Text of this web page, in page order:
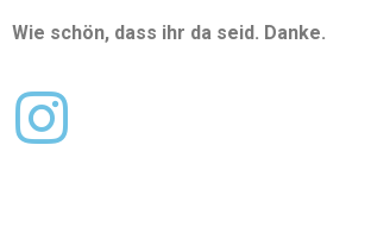
Wie schön, dass ihr da seid. Danke.